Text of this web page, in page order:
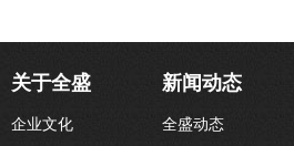
关于全盛
企业文化
新闻动态
全盛动态